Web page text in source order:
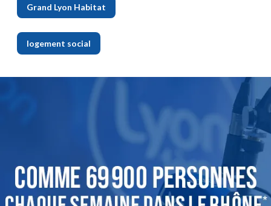
Grand Lyon Habitat
,
logement social